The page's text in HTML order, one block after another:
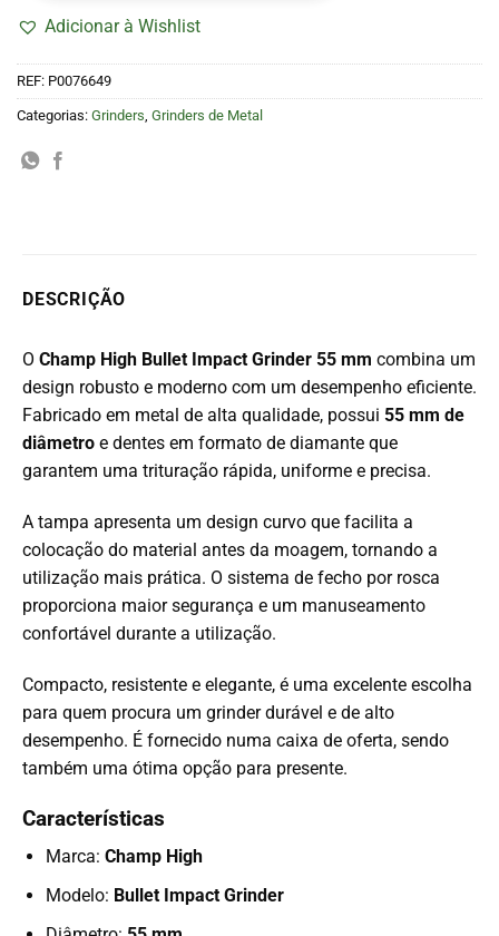
Adicionar à Wishlist
REF: P0076649
Categorias: Grinders Grinders de Metal
DESCRIÇÃO
O Champ High Bullet Impact Grinder 55 mm combina um
design robusto e moderno com um desempenho eficiente.
Fabricado em metal de alta qualidade, possui 55 mm de
diâmetro e dentes em formato de diamante que
garantem uma trituração rápida, uniforme e precisa.
A tampa apresenta um design curvo que facilita a
colocação do material antes da moagem, tornando a
utilização mais prática. O sistema de fecho por rosca
proporciona maior segurança e um manuseamento
confortável durante a utilização.
Compacto, resistente e elegante, é uma excelente escolha
para quem procura um grinder durável e de alto
desempenho. É fornecido numa caixa de oferta, sendo
também uma ótima opção para presente.
Características
Marca: Champ High
Modelo: Bullet Impact Grinder